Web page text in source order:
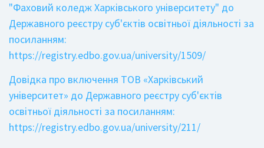
"Фаховий коледж Харківського університету" до
Державного реєстру суб'єктів освітньої діяльності за
посиланням:
https://registry.edbo.gov.ua/university/1509/
Довідка про включення ТОВ «Харківський
університет» до Державного реєстру суб'єктів
освітньої діяльності за посиланням:
https://registry.edbo.gov.ua/university/211/